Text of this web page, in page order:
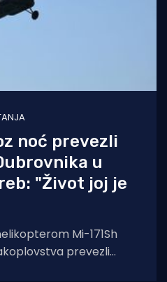
noć prevezli
u
"Život joj je
Mi-171Sh
prevezli